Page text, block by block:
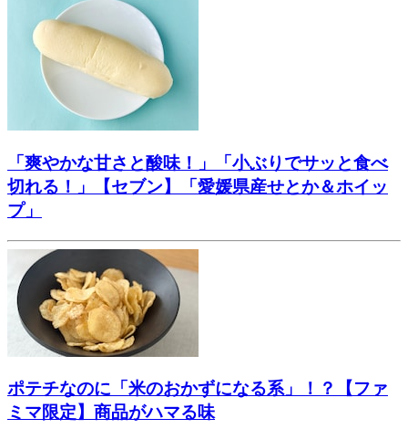
「爽やかな甘さと酸味！」「小ぶりでサッと食べ
切れる！」【セブン】「愛媛県産せとか＆ホイッ
プ」
ポテチなのに「米のおかずになる系」！？【ファ
ミマ限定】商品がハマる味